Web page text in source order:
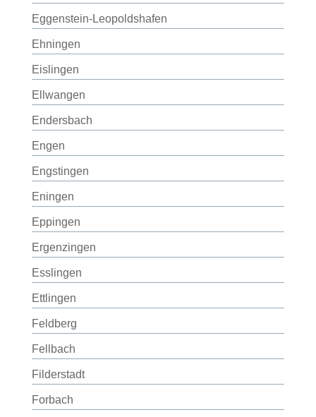
Eggenstein-Leopoldshafen
Ehningen
Eislingen
Ellwangen
Endersbach
Engen
Engstingen
Eningen
Eppingen
Ergenzingen
Esslingen
Ettlingen
Feldberg
Fellbach
Filderstadt
Forbach